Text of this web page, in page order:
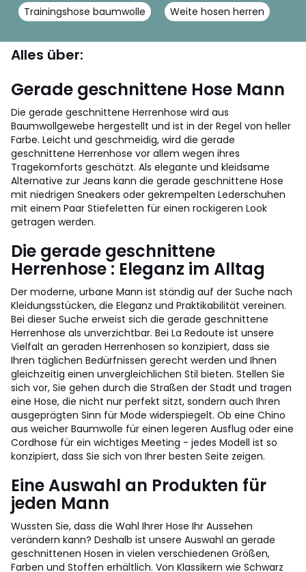
Trainingshose baumwolle Weite hosen herren
Alles über:
Gerade geschnittene Hose Mann
Die gerade geschnittene Herrenhose wird aus
Baumwollgewebe hergestellt und ist in der Regel von heller
Farbe. Leicht und geschmeidig, wird die gerade
geschnittene Herrenhose vor allem wegen ihres
Tragekomforts geschätzt. Als elegante und kleidsame
Alternative zur Jeans kann die gerade geschnittene Hose
mit niedrigen Sneakers oder gekrempelten Lederschuhen
mit einem Paar Stiefeletten für einen rockigeren Look
getragen werden.
Die gerade geschnittene
Herrenhose : Eleganz im Alltag
Der moderne, urbane Mann ist ständig auf der Suche nach
Kleidungsstücken, die Eleganz und Praktikabilität vereinen.
Bei dieser Suche erweist sich die gerade geschnittene
Herrenhose als unverzichtbar. Bei La Redoute ist unsere
Vielfalt an geraden Herrenhosen so konzipiert, dass sie
Ihren täglichen Bedürfnissen gerecht werden und Ihnen
gleichzeitig einen unvergleichlichen Stil bieten. Stellen Sie
sich vor, Sie gehen durch die Straßen der Stadt und tragen
eine Hose, die nicht nur perfekt sitzt, sondern auch Ihren
ausgeprägten Sinn für Mode widerspiegelt. Ob eine Chino
aus weicher Baumwolle für einen legeren Ausflug oder eine
Cordhose für ein wichtiges Meeting - jedes Modell ist so
konzipiert, dass Sie sich von Ihrer besten Seite zeigen.
Eine Auswahl an Produkten für
jeden Mann
Wussten Sie, dass die Wahl Ihrer Hose Ihr Aussehen
verändern kann? Deshalb ist unsere Auswahl an gerade
geschnittenen Hosen in vielen verschiedenen Größen,
Farben und Stoffen erhältlich. Von Klassikern wie Schwarz